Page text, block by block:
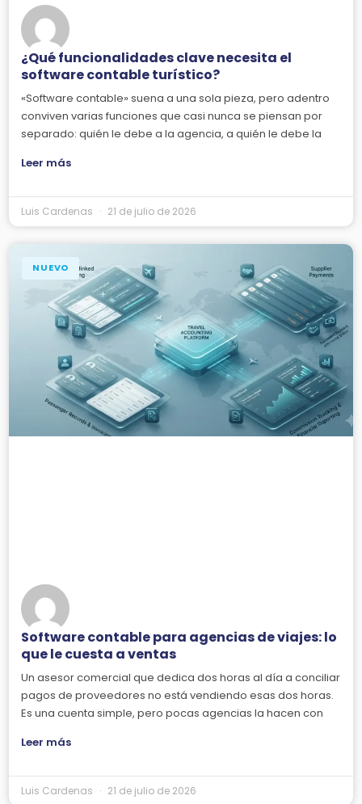
¿Qué funcionalidades clave necesita el
software contable turístico?
«Software contable» suena a una sola pieza, pero adentro
conviven varias funciones que casi nunca se piensan por
separado: quién le debe a la agencia, a quién le debe la
Leer más
Luis Cardenas 21 de julio de 2026
NUEVO
Software contable para agencias de viajes: lo
que le cuesta a ventas
Un asesor comercial que dedica dos horas al día a conciliar
pagos de proveedores no está vendiendo esas dos horas.
Es una cuenta simple, pero pocas agencias la hacen con
Leer más
Luis Cardenas 21 de julio de 2026